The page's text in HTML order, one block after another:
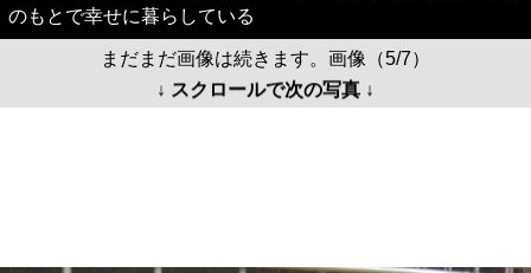
のもとで幸せに暮らしている
まだまだ画像は続きます。画像（5/7）
↓ スクロールで次の写真 ↓